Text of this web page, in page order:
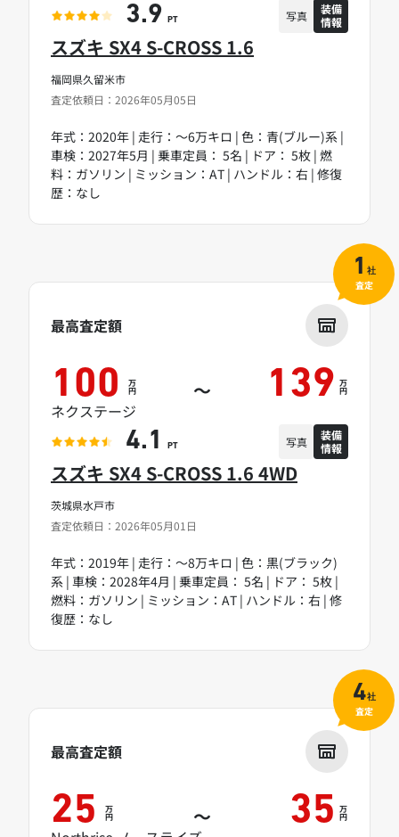
福岡県久留米市
査定依頼日：2026年05月05日
スズキ SX4 S-CROSS 1.6
年式：2020年 | 走行：～6万キロ | 色：青(ブルー)系 |
車検：2027年5月 | 乗車定員： 5名 | ドア： 5枚 | 燃
料：ガソリン | ミッション：AT | ハンドル：右 | 修復
歴：なし
3.9 PT 写真
装備
情報
茨城県水戸市
査定依頼日：2026年05月01日
スズキ SX4 S-CROSS 1.6 4WD
年式：2019年 | 走行：～8万キロ | 色：黒(ブラック)
系 | 車検：2028年4月 | 乗車定員： 5名 | ドア： 5枚 |
燃料：ガソリン | ミッション：AT | ハンドル：右 | 修
復歴：なし
最高査定額
100 万
円 ～ 139 万
円
ネクステージ
4.1 PT 写真
装備
情報
1 社
査定
最高査定額
25 万
円 ～ 35 万
円
4社
査定